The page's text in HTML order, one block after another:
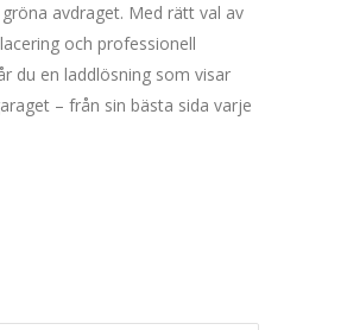
avdraget. Med rätt val av
och professionell
du en laddlösning som visar
– från sin bästa sida varje